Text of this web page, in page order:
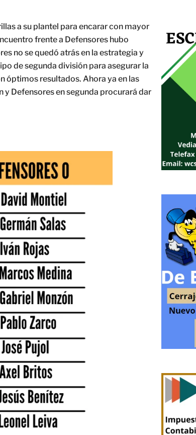
a su plantel para encarar con mayor
frente a Defensores hubo
no se quedó atrás en la estrategia y
de segunda división para asegurar la
óptimos resultados. Ahora ya en las
Defensores en segunda procurará dar